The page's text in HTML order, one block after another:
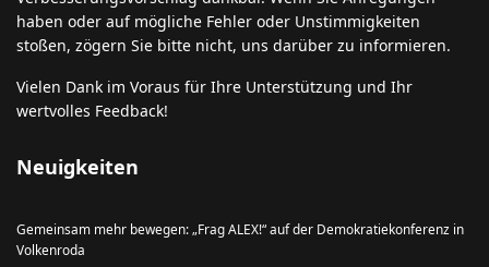
haben oder auf mögliche Fehler oder Unstimmigkeiten
stoßen, zögern Sie bitte nicht, uns darüber zu informieren.
Vielen Dank im Voraus für Ihre Unterstützung und Ihr
wertvolles Feedback!
Neuigkeiten
Gemeinsam mehr bewegen: „Frag ALEX!“ auf der Demokratiekonferenz in
Volkenroda